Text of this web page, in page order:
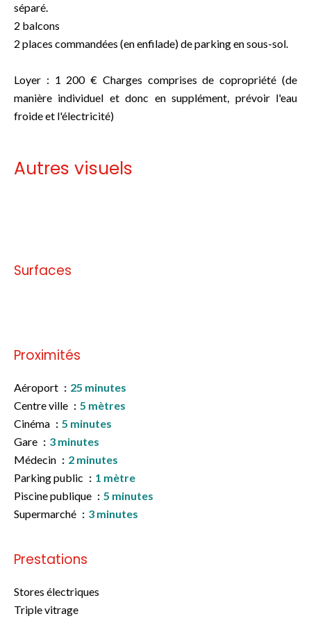
séparé.
2 balcons
2 places commandées (en enfilade) de parking en sous-sol.
Loyer : 1 200 € Charges comprises de copropriété (de
manière individuel et donc en supplément, prévoir l'eau
froide et l'électricité)
Autres visuels
Surfaces
Proximités
Aéroport
25 minutes
Centre ville
5 mètres
Cinéma
5 minutes
Gare
3 minutes
Médecin
2 minutes
Parking public
1 mètre
Piscine publique
5 minutes
Supermarché
3 minutes
Prestations
Stores électriques
Triple vitrage